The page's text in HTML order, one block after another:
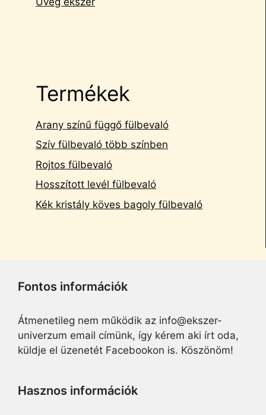
Termékek
Arany színű függő fülbevaló
Szív fülbevaló több színben
Rojtos fülbevaló
Hosszított levél fülbevaló
Kék kristály köves bagoly fülbevaló
Fontos információk
Átmenetileg nem működik az info@ekszer-
univerzum email címünk, így kérem aki írt oda,
küldje el üzenetét Facebookon is. Köszönöm!
Hasznos információk